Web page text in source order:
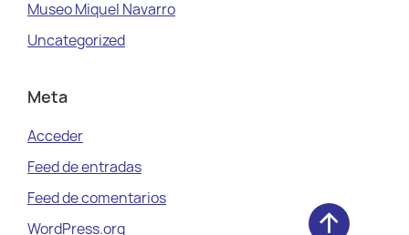
Museo Miquel Navarro
Uncategorized
Meta
Acceder
Feed de entradas
Feed de comentarios
WordPress.org